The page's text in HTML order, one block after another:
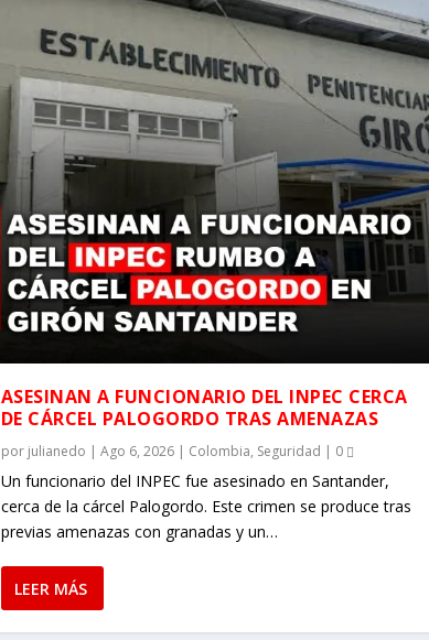
ASESINAN A FUNCIONARIO DEL INPEC CERCA
DE CÁRCEL PALOGORDO TRAS AMENAZAS
por julianedo | Ago 6, 2026| Colombia, Seguridad | 0
Un funcionario del INPEC fue asesinado en Santander,
cerca de la cárcel Palogordo. Este crimen se produce tras
previas amenazas con granadas y un…
LEER MÁS